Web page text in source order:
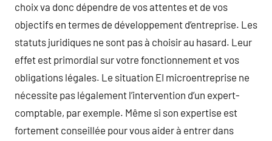
choix va donc dépendre de vos attentes et de vos
objectifs en termes de développement d’entreprise. Les
statuts juridiques ne sont pas à choisir au hasard. Leur
effet est primordial sur votre fonctionnement et vos
obligations légales. Le situation EI microentreprise ne
nécessite pas légalement l’intervention d’un expert-
comptable, par exemple. Même si son expertise est
fortement conseillée pour vous aider à entrer dans